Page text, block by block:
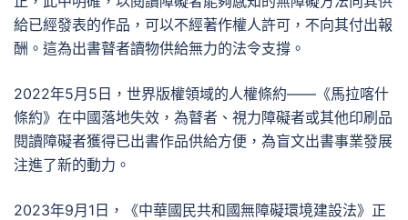
給已經發表的作品，可以不經著作權人許可，不向其付出報
酬。這為出書瞽者讀物供給無力的法令支撐。
2022年5月5日，世界版權領域的人權條約——《馬拉喀什
條約》在中國落地失效，為瞽者、視力障礙者或其他印刷品
閱讀障礙者獲得已出書作品供給方便，為盲文出書事業發展
注進了新的動力。
2023年9月1日，《中華國民共和國無障礙環境建設法》正